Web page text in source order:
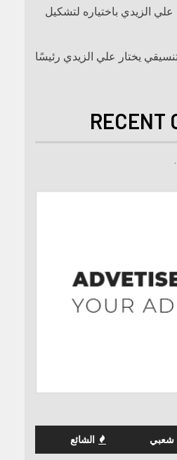
علي الزيدي باختياره لتشكيل
يختار علي الزيدي رئيسًا
RECENT
شعبي الشائع